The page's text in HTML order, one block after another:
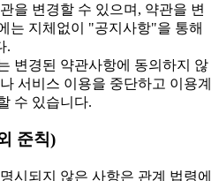
을 변경할 수 있으며, 약관을 변
는 지체없이 "공지사항"을 통해
.
변경된 약관사항에 동의하지 않
서비스 이용을 중단하고 이용계
수 있습니다.
준칙)
시되지 않은 사항은 관계 법령에